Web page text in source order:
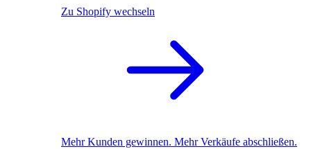
Zu Shopify wechseln
Mehr Kunden gewinnen. Mehr Verkäufe abschließen.